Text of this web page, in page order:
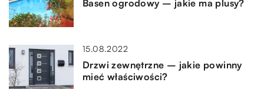
Basen ogrodowy – jakie ma plusy?
15.08.2022
Drzwi zewnętrzne – jakie powinny
mieć właściwości?